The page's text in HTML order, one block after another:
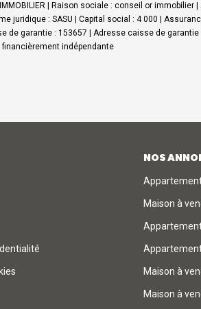
| Raison sociale : conseil or immobilier
juridique : SASU | Capital social : 4 000 |
de garantie : 153657 | Adresse caisse de
indépendante
NOS
Maison à
Maison à
Maison à